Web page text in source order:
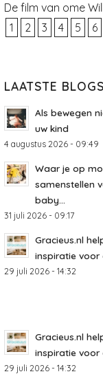
De film van ome
1
2 3 4 5 6
LAATSTE BLOGS
Als bewegen
uw kind
4 augustus 2026 - 09:49
Waar je op
samenstellen
baby...
31 juli 2026 - 09:17
Gracieus.nl
inspiratie voor
29 juli 2026 - 14:32
Gracieus.nl
inspiratie voor
29 juli 2026 - 14:32